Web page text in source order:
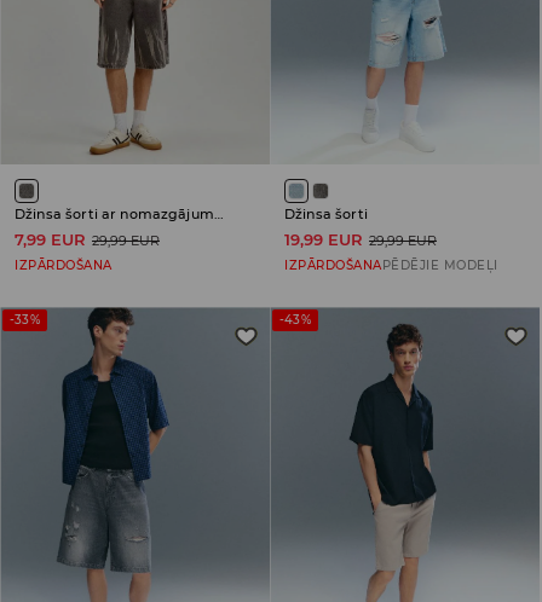
Džinsa šorti ar nomazgājuma efektu
7,99 EUR 29,99 EUR
IZPĀRDOŠANA
Džinsa šorti
19,99 EUR 29,99 EUR
IZPĀRDOŠANAPĒDĒJIE MODEĻI
-33% -43%